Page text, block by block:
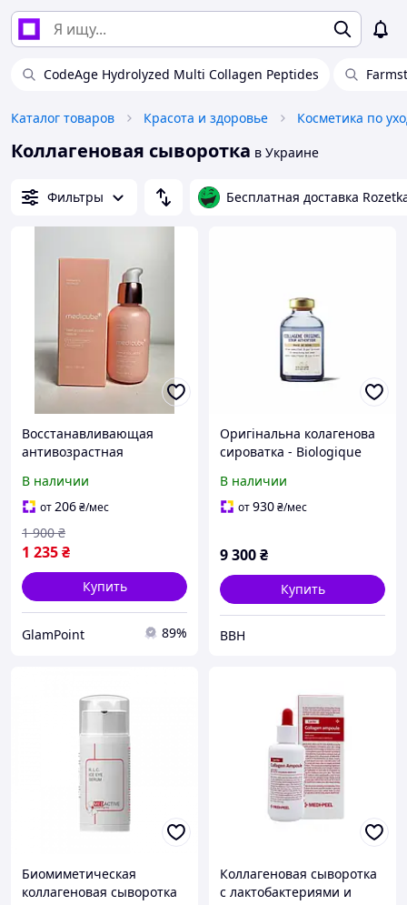
CodeAge Hydrolyzed Multi Collagen Peptides
Каталог товаров Красота и здоровье Косметика по
Коллагеновая сыворотка в Украине
Фильтры Бесплатная доставка
Восстанавливающая
антивозрастная
Medicube Triple Collagen
Serum 55 ml
В наличии
от206₴/мес
1 235₴
1 900 ₴
Купить
GlamPoint 89%
Оригінальна колагенова
сироватка - Biologique
Originel Serum
Authentique 30ml
В наличии
от930₴/мес
9 300₴
Купить
BBH
Биомиметическая
коллагеновая сыворотка
Коллагеновая сыворотка
с лактобактериями и